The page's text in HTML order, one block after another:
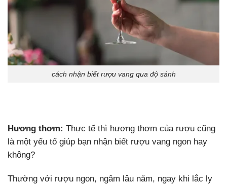
cách nhận biết rượu vang qua độ sánh
Hương thơm: Thực tế thì hương thơm của rượu cũng
là một yếu tố giúp bạn nhận biết rượu vang ngon hay
không?
Thường với rượu ngon, ngâm lâu năm, ngay khi lắc ly